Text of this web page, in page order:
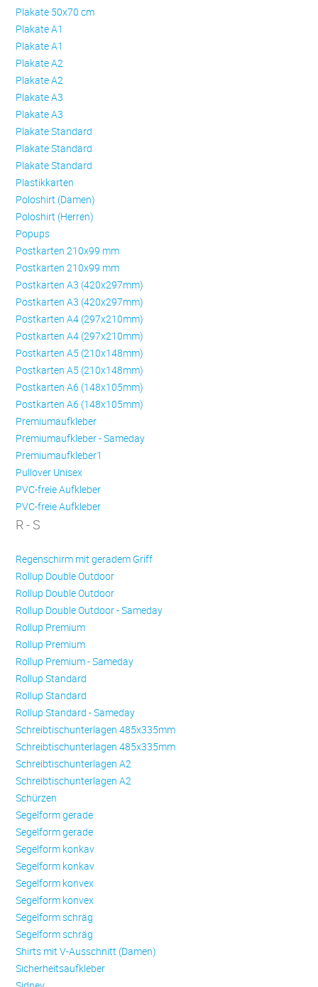
Plakate 50x70 cm
Plakate A1
Plakate A1
Plakate A2
Plakate A2
Plakate A3
Plakate A3
Plakate Standard
Plakate Standard
Plakate Standard
Plastikkarten
Poloshirt (Damen)
Poloshirt (Herren)
Popups
Postkarten 210x99 mm
Postkarten 210x99 mm
Postkarten A3 (420x297mm)
Postkarten A3 (420x297mm)
Postkarten A4 (297x210mm)
Postkarten A4 (297x210mm)
Postkarten A5 (210x148mm)
Postkarten A5 (210x148mm)
Postkarten A6 (148x105mm)
Postkarten A6 (148x105mm)
Premiumaufkleber
Premiumaufkleber - Sameday
Premiumaufkleber1
Pullover Unisex
PVC-freie Aufkleber
PVC-freie Aufkleber
R - S
Regenschirm mit geradem Griff
Rollup Double Outdoor
Rollup Double Outdoor
Rollup Double Outdoor - Sameday
Rollup Premium
Rollup Premium
Rollup Premium - Sameday
Rollup Standard
Rollup Standard
Rollup Standard - Sameday
Schreibtischunterlagen 485x335mm
Schreibtischunterlagen 485x335mm
Schreibtischunterlagen A2
Schreibtischunterlagen A2
Schürzen
Se­gel­form ge­ra­de
Se­gel­form ge­ra­de
Se­gel­form konkav
Se­gel­form konkav
Se­gel­form konvex
Se­gel­form konvex
Se­gel­form schräg
Se­gel­form schräg
Shirts mit V-Ausschnitt (Damen)
Sicherheitsaufkleber